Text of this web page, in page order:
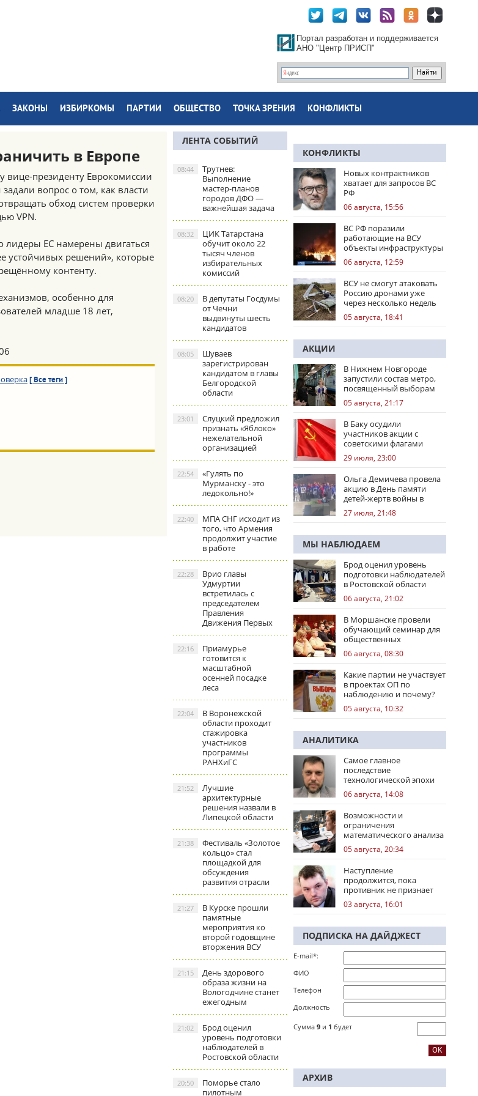
Портал разработан и поддерживается
АНО "Центр ПРИСП"
ЗАКОНЫ ИЗБИРКОМЫ ПАРТИИ ОБЩЕСТВО ТОЧКА ЗРЕНИЯ КОНФЛИКТЫ
в Европе
вице-президенту Еврокомиссии
вопрос о том, как власти
обход систем проверки
VPN.
лидеры ЕС намерены двигаться
устойчивых решений», которые
контенту.
особенно для
младше 18 лет,
[ Все теги ]
ЛЕНТА СОБЫТИЙ
Трутнев:
Выполнение
мастер-планов
городов ДФО —
важнейшая задача
08:44
ЦИК Татарстана
обучит около 22
тысяч членов
избирательных
комиссий
08:32
В депутаты Госдумы
от Чечни
выдвинуты шесть
кандидатов
08:20
Шуваев
зарегистрирован
кандидатом в главы
Белгородской
области
08:05
Слуцкий предложил
признать «Яблоко»
нежелательной
организацией
23:01
«Гулять по
Мурманску - это
ледокольно!»
22:54
МПА СНГ исходит из
того, что Армения
продолжит участие
в работе
22:40
Врио главы
Удмуртии
встретилась с
председателем
Правления
Движения Первых
22:28
Приамурье
готовится к
масштабной
осенней посадке
леса
22:16
В Воронежской
области проходит
стажировка
участников
программы
РАНХиГС
22:04
Лучшие
архитектурные
решения назвали в
Липецкой области
21:52
Фестиваль «Золотое
кольцо» стал
площадкой для
обсуждения
развития отрасли
21:38
В Курске прошли
памятные
мероприятия ко
второй годовщине
вторжения ВСУ
21:27
День здорового
образа жизни на
Вологодчине станет
ежегодным
21:15
Брод оценил
уровень подготовки
наблюдателей в
Ростовской области
21:02
Поморье стало
пилотным
20:50
КОНФЛИКТЫ
Новых контрактников
хватает для запросов ВС
РФ
06 августа, 15:56
ВС РФ поразили
работающие на ВСУ
объекты инфраструктуры
и центры логистики
06 августа, 12:59
ВСУ не смогут атаковать
Россию дронами уже
через несколько недель
05 августа, 18:41
АКЦИИ
В Нижнем Новгороде
запустили состав метро,
посвященный выборам
05 августа, 21:17
В Баку осудили
участников акции с
советскими флагами
29 июля, 23:00
Ольга Демичева провела
акцию в День памяти
детей-жертв войны в
Донбассе
27 июля, 21:48
МЫ НАБЛЮДАЕМ
Брод оценил уровень
подготовки наблюдателей
в Ростовской области
06 августа, 21:02
В Моршанске провели
обучающий семинар для
общественных
наблюдателей
06 августа, 08:30
Какие партии не участвует
в проектах ОП по
наблюдению и почему?
05 августа, 10:32
АНАЛИТИКА
Самое главное
последствие
технологической эпохи
06 августа, 14:08
Возможности и
ограничения
математического анализа
избирательных кампаний
05 августа, 20:34
Наступление
продолжится, пока
противник не признает
стратегическое
поражение
03 августа, 16:01
ПОДПИСКА НА ДАЙДЖЕСТ
E-mail*:
ФИО
Телефон
Должность
Сумма 9 и 1 будет
АРХИВ